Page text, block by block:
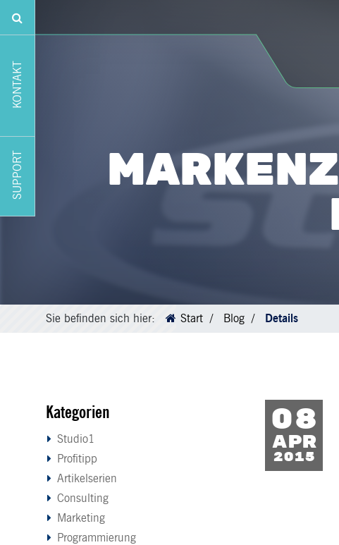
KONTAKT
SUPPORT
Sie befinden sich hier: Start Blog Details
Kategorien
Studio1
Profitipp
Artikelserien
Consulting
Marketing
Programmierung
08
Apr
2015